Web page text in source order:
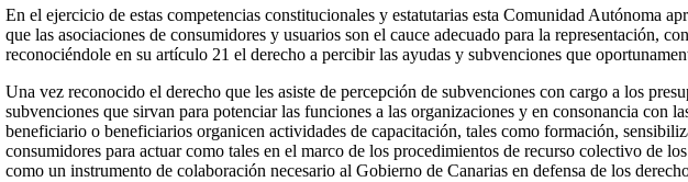
En el ejercicio de estas competencias constitucionales y estatutarias esta Comunidad Autónoma
que las asociaciones de consumidores y usuarios son el cauce adecuado para la representación,
reconociéndole en su artículo 21 el derecho a percibir las ayudas y subvenciones que
Una vez reconocido el derecho que les asiste de percepción de subvenciones con cargo a los
subvenciones que sirvan para potenciar las funciones a las organizaciones y en consonancia
beneficiario o beneficiarios organicen actividades de capacitación, tales como formación,
consumidores para actuar como tales en el marco de los procedimientos de recurso colectivo de
como un instrumento de colaboración necesario al Gobierno de Canarias en defensa de los